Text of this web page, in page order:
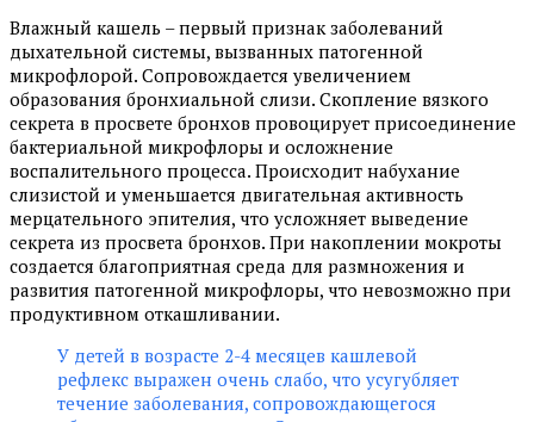
Влажный кашель – первый признак заболеваний
дыхательной системы, вызванных патогенной
микрофлорой. Сопровождается увеличением
образования бронхиальной слизи. Скопление вязкого
секрета в просвете бронхов провоцирует присоединение
бактериальной микрофлоры и осложнение
воспалительного процесса. Происходит набухание
слизистой и уменьшается двигательная активность
мерцательного эпителия, что усложняет выведение
секрета из просвета бронхов. При накоплении мокроты
создается благоприятная среда для размножения и
развития патогенной микрофлоры, что невозможно при
продуктивном откашливании.
У детей в возрасте 2-4 месяцев кашлевой
рефлекс выражен очень слабо, что усугубляет
течение заболевания, сопровождающегося